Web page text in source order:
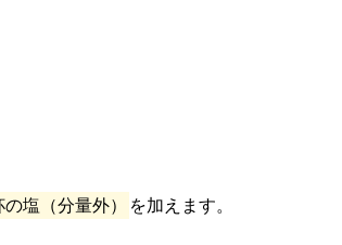
塩（分量外） を加えます。